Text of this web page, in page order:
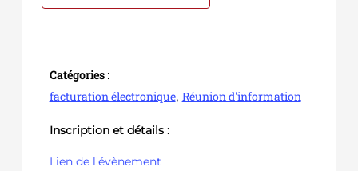
Catégories :
facturation électronique, Réunion d'information
Inscription et détails :
Lien de l'évènement